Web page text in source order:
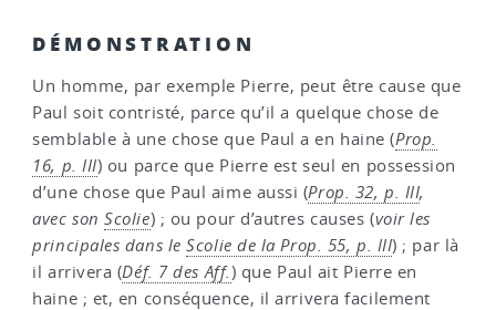
DÉMONSTRATION
Un homme, par exemple Pierre, peut être cause que
Paul soit contristé, parce qu’il a quelque chose de
semblable à une chose que Paul a en haine (Prop.
16, p. III) ou parce que Pierre est seul en possession
d’une chose que Paul aime aussi (Prop. 32, p. III,
avec sonScolie) ; ou pour d’autres causes (voir les
principales dans leScolie de la Prop. 55, p. III) ; par là
il arrivera (Déf. 7 des Aff.) que Paul ait Pierre en
haine ; et, en conséquence, il arrivera facilement